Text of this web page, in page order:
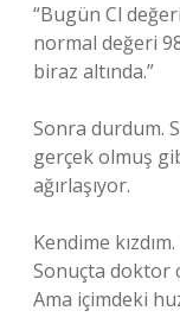
“Bugün Cl
normal değeri
biraz altında.”
Sonra durdum.
gerçek olmuş
ağırlaşıyor.
Kendime
Sonuçta doktor
Ama içimdeki